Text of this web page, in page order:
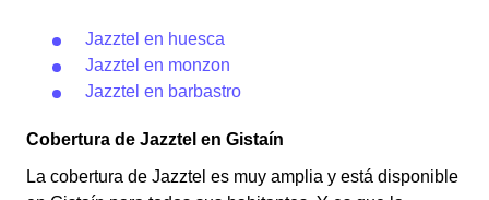
Jazztel en huesca
Jazztel en monzon
Jazztel en barbastro
Cobertura de Jazztel en Gistaín
La cobertura de Jazztel es muy amplia y está disponible